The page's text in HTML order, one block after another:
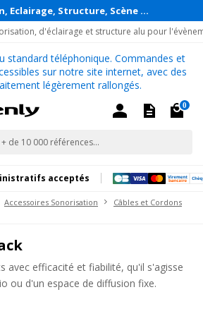
Eclairage, Structure, Scène ...
d'éclairage et structure alu pour
standard téléphonique. Commandes et
sur notre site internet, avec des
légèrement rallongés.
0
acceptés
Accessoires Sonorisation
Câbles et Cordons
avec efficacité et fiabilité, qu'il s'agisse
ou d'un espace de diffusion fixe.